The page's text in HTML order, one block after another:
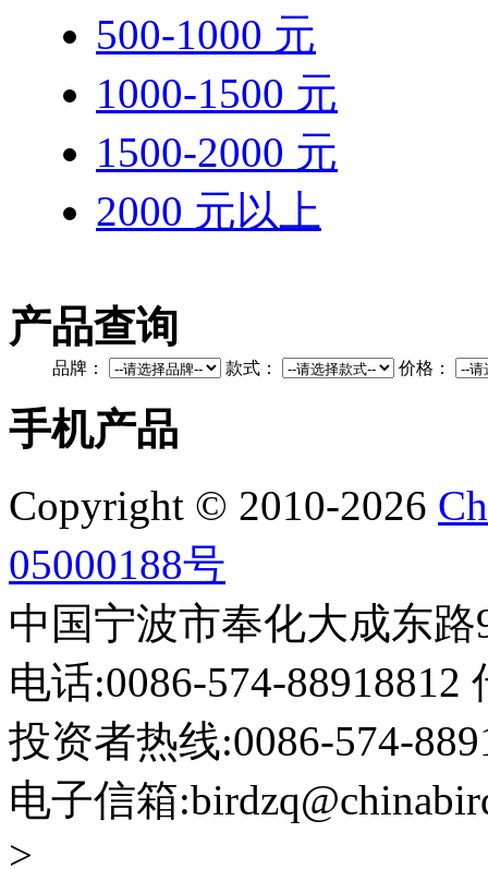
500-1000 元
1000-1500 元
1500-2000 元
2000 元以上
产品查询
品牌： 款式： 价格：
手机产品
Copyright © 2010-2026
05000188号
中国宁波市奉化大成东路
电话:0086-574-88918812
投资者热线:0086-574-
电子信箱
>